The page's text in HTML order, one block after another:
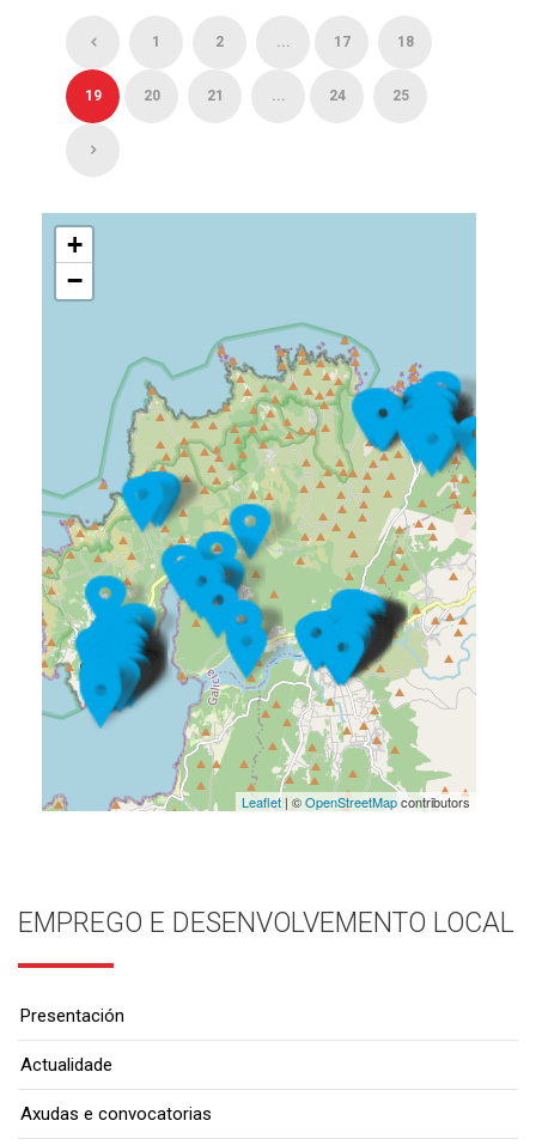
1 2 ... 17 18
19 20 21 ... 24 25
+
−
Leaflet| ©OpenStreetMapcontributors
EMPREGO E DESENVOLVEMENTO LOCAL
Presentación
Actualidade
Axudas e convocatorias